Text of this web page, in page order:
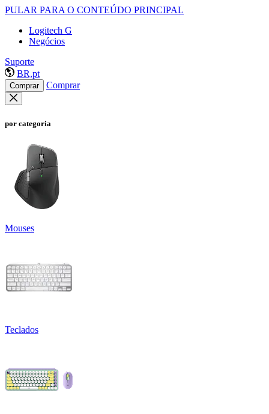
PULAR PARA O CONTEÚDO PRINCIPAL
Logitech G
Negócios
Suporte
BR,pt
Comprar Comprar
por categoria
Mouses
Teclados